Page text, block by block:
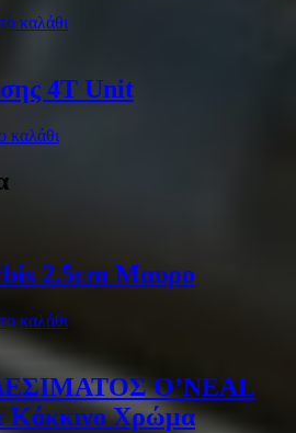
καλάθι
4Τ Unit
καλάθι
2.5cm Μαυρο
καλάθι
O’NEAL
Κόκκινο Χρώμα